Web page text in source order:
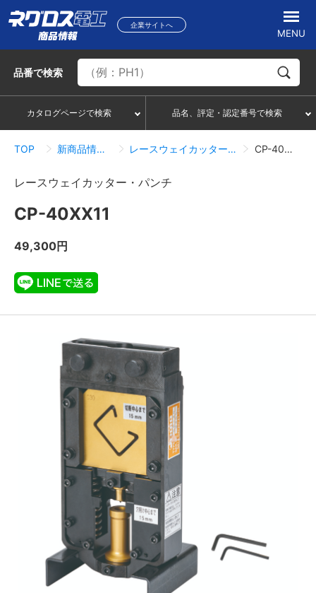
企業サイトへ
MENU
品番で検索
カタログページで検索 品名、評定・認定番号で検索
TOP 新商品情報一覧 レースウェイカッター・パンチ CP-40XX11
レースウェイカッター・パンチ
CP-40XX11
49,300円